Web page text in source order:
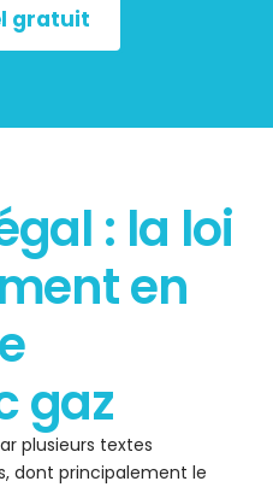
gratuit
: la loi
en
gaz
plusieurs textes
dont principalement le